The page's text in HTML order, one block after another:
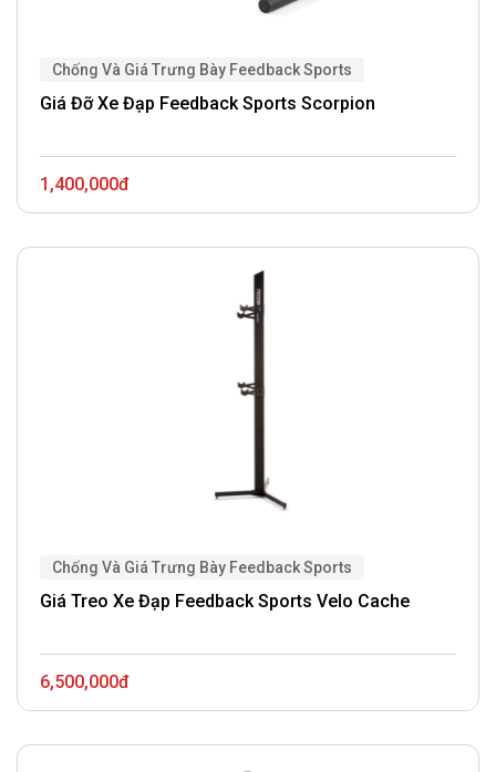
Chống Và Giá Trưng Bày Feedback Sports
Giá Đỡ Xe Đạp Feedback Sports Scorpion
1,400,000đ
Chống Và Giá Trưng Bày Feedback Sports
Giá Treo Xe Đạp Feedback Sports Velo Cache
6,500,000đ